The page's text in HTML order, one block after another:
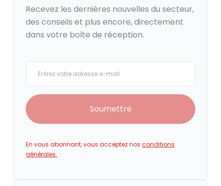
Recevez les dernières nouvelles du secteur,
des conseils et plus encore, directement
dans votre boîte de réception.
Soumettre
En vous abonnant, vous acceptez nos conditions
générales.